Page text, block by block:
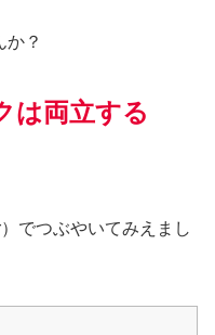
か？
は両立する
でつぶやいてみえまし